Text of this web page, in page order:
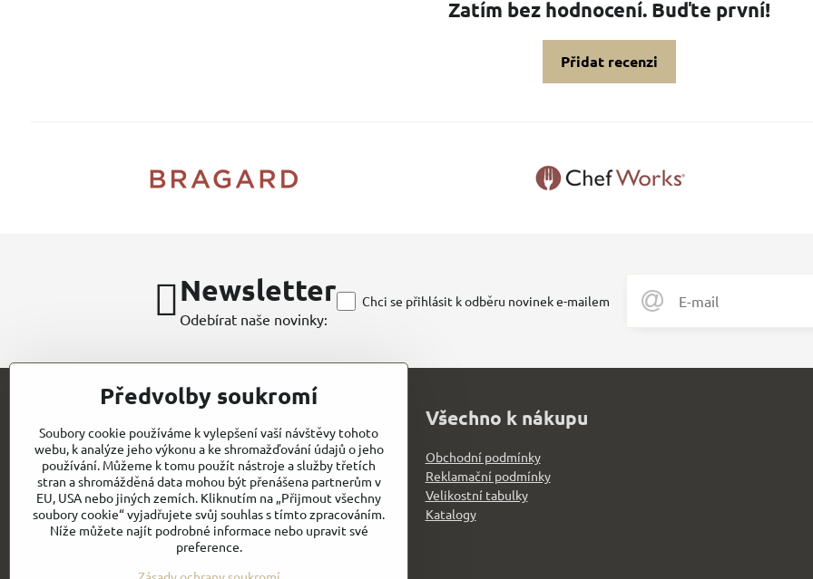
Zatím bez hodnocení. Buďte první!
Přidat recenzi
Newsletter
Odebírat naše novinky:
Chci se přihlásit k odběru novinek e-mailem
CHEFWORKS / BRAGARD / ROLLDRAP
GASTROELEGANCE s.r.o
Milady Horákové 852/82
CZ- PRAHA 7
IČO: 28258096
DIČ: CZ28258096
info@gastroelegance.cz
Obchodní
podmínky
Všechno k nákupu
Obchodní podmínky
Reklamační podmínky
Velikostní tabulky
Katalogy
Předvolby soukromí
Soubory cookie používáme k vylepšení vaší návštěvy tohoto
webu, k analýze jeho výkonu a ke shromažďování údajů o jeho
používání. Můžeme k tomu použít nástroje a služby třetích
stran a shromážděná data mohou být přenášena partnerům v
EU, USA nebo jiných zemích. Kliknutím na „Přijmout všechny
soubory cookie“ vyjadřujete svůj souhlas s tímto zpracováním.
Níže můžete najít podrobné informace nebo upravit své
preference.